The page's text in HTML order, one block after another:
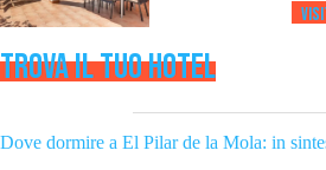
TROVA IL TUO HOTEL
Dove dormire a El Pilar de la Mola: in